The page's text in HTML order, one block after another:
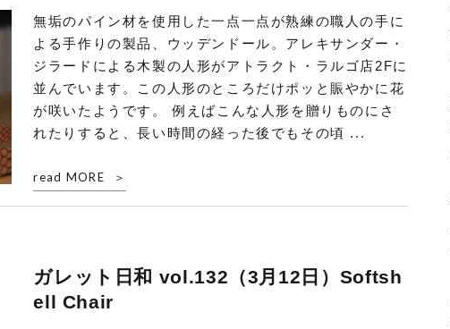
無垢のパイン材を使用した一点一点が熟練の職人の手に
よる手作りの製品、ウッデンドール。アレキサンダー・
ジラードによる木製の人形がアトラクト・ラルゴ店2Fに
並んでいます。この人形のところだけポッと賑やかに花
が咲いたようです。 例えばこんな人形を贈りものにさ
れたりすると、長い時間の経った後でもその頃 ...
read MORE
ガレット日和 vol.132（3月12日）Softsh
ell Chair